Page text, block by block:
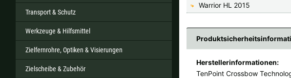
Transport & Schutz
Werkzeuge & Hilfsmittel
Zielfernrohre, Optiken & Visierungen
Zielscheibe & Zubehör
Warrior HL 2015
Herstellerinformationen:
TenPoint Crossbow